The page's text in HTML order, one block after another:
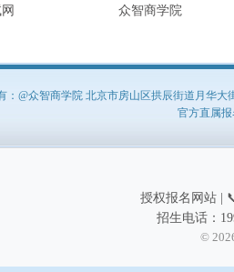
众智商学院
：@众智商学院 北京市房山区拱辰街道月华
官方直属报
授权报名网站 |
招生电话：
©